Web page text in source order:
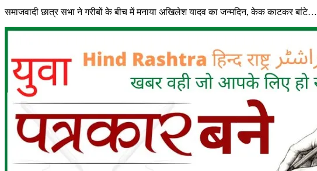
समाजवादी छात्र सभा ने गरीबों के बीच में मनाया अखिलेश यादव का जन्मदिन, केक काटकर बांटे…